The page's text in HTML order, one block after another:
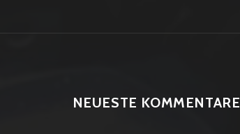
NEUESTE KOMMENTARE